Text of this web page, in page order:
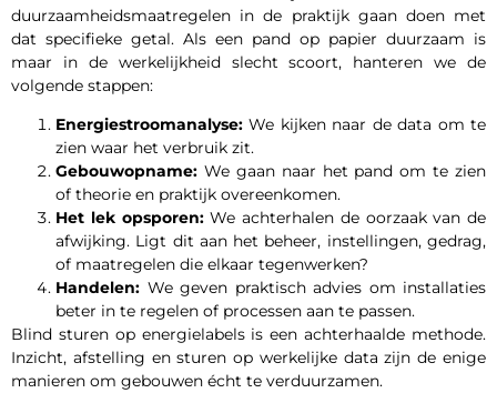
duurzaamheidsmaatregelen in de praktijk gaan doen met
dat specifieke getal. Als een pand op papier duurzaam is
maar in de werkelijkheid slecht scoort, hanteren we de
volgende stappen:
Energiestroomanalyse: We kijken naar de data om te
zien waar het verbruik zit.
Gebouwopname: We gaan naar het pand om te zien
of theorie en praktijk overeenkomen.
Het lek opsporen:We achterhalen de oorzaak van de
afwijking. Ligt dit aan het beheer, instellingen, gedrag,
of maatregelen die elkaar tegenwerken?
Handelen: We geven praktisch advies om installaties
beter in te regelen of processen aan te passen.
Blind sturen op energielabels is een achterhaalde methode.
Inzicht, afstelling en sturen op werkelijke data zijn de enige
manieren om gebouwen écht te verduurzamen.